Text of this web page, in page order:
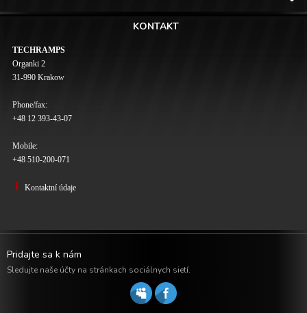
KONTAKT
TECHRAMPS
Organki 2
31-990 Krakow
Phone/fax:
+48 12 393-43-07
Mobile:
+48 510-200-071
Kontaktní údaje
Pridajte sa k nám
Sledujte naše účty na stránkach sociálnych sietí.